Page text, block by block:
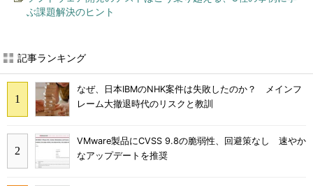
ぶ課題解決のヒント
記事ランキング
なぜ、日本IBMのNHK案件は失敗したのか？ メインフ
レーム大撤退時代のリスクと教訓
VMware製品にCVSS 9.8の脆弱性、回避策なし 速やか
なアップデートを推奨